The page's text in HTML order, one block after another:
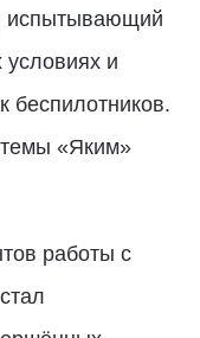
испытывающий
и
беспилотников.
«Яким»
работы с